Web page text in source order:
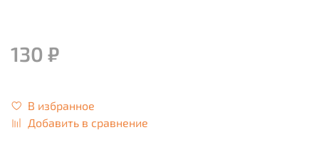
130 ₽
В избранное
Добавить в сравнение